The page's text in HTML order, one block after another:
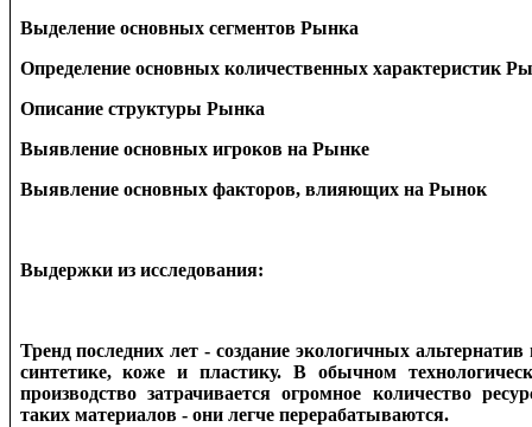
Выделение основных сегментов Рынка
Определение основных количественных характеристик
Описание структуры Рынка
Выявление основных игроков на Рынке
Выявление основных факторов, влияющих на Рынок
Выдержки из исследования:
Тренд последних лет - создание экологичных
синтетике, коже и пластику. В обычном
производство затрачивается огромное количество
таких материалов - они легче перерабатываются.